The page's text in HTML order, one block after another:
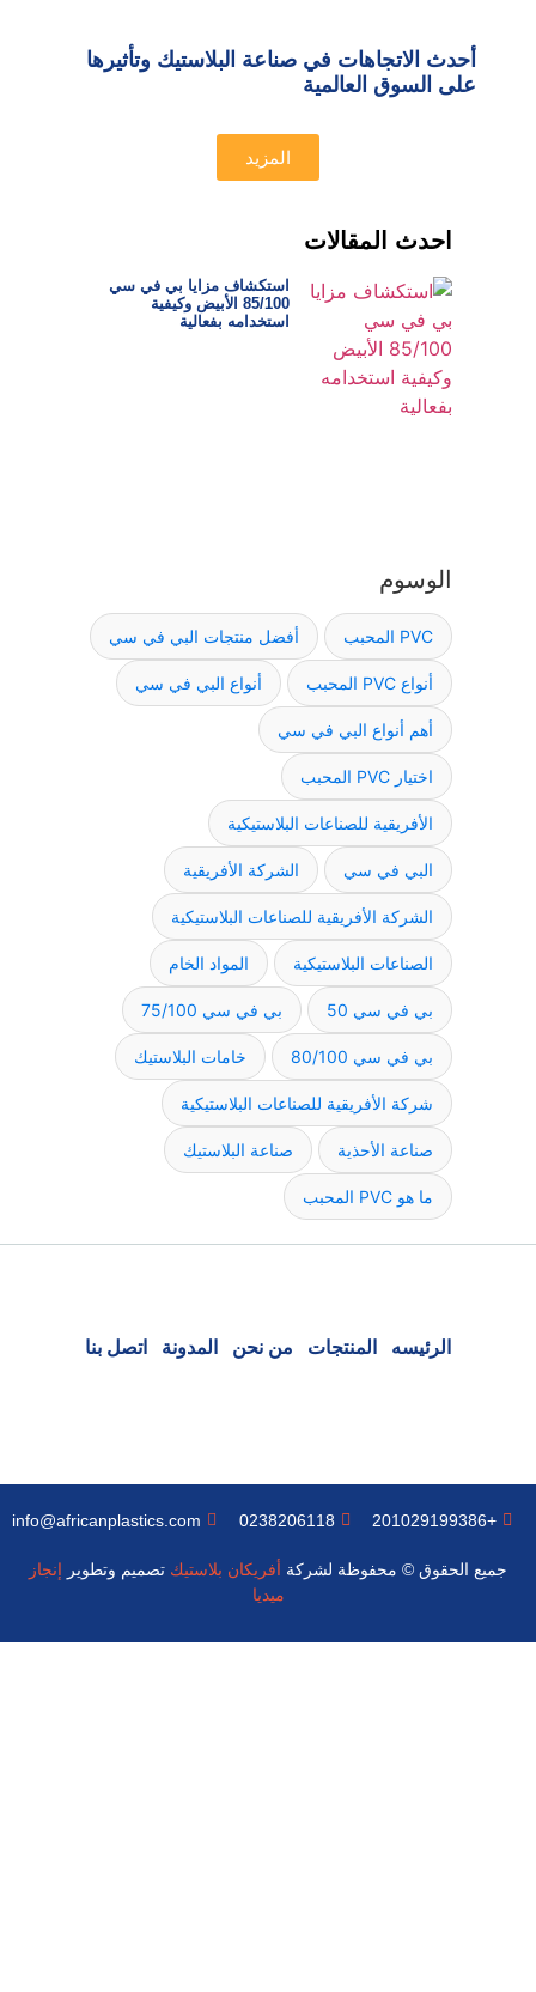
أحدث الاتجاهات في صناعة البلاستيك وتأثيرها
على السوق العالمية
المزيد
احدث المقالات
استكشاف مزايا بي في سي
85/100 الأبيض وكيفية
استخدامه بفعالية
الوسوم
PVC المحبب أفضل منتجات البي في سي
أنواع PVC المحبب أنواع البي في سي
أهم أنواع البي في سي
اختيار PVC المحبب
الأفريقية للصناعات البلاستيكية
البي في سي الشركة الأفريقية
الشركة الأفريقية للصناعات البلاستيكية
الصناعات البلاستيكية المواد الخام
بي في سي 50 بي في سي 75/100
بي في سي 80/100 خامات البلاستيك
شركة الأفريقية للصناعات البلاستيكية
صناعة الأحذية صناعة البلاستيك
ما هو PVC المحبب
الرئيسه المنتجات من نحن المدونة اتصل بنا
جميع الحقوق © محفوظة لشركة أفريكان بلاستيك تصميم وتطوير إنجاز
ميديا
+201029199386
0238206118
info@africanplastics.com